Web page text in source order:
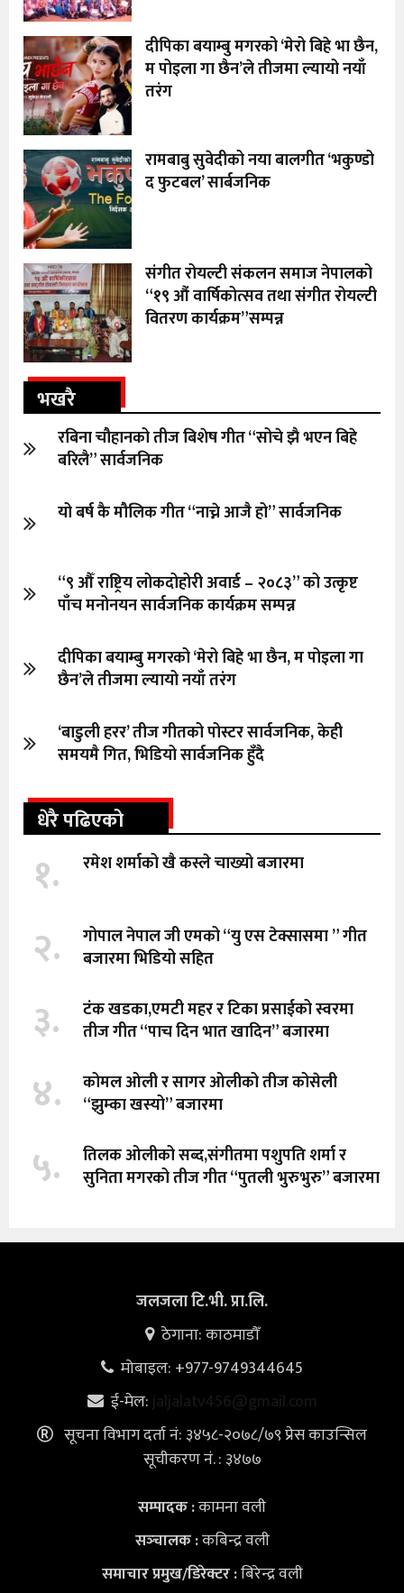
दीपिका बयाम्बु मगरको ‘मेरो बिहे भा छैन,
म पोइला गा छैन’ले तीजमा ल्यायो नयाँ
तरंग
रामबाबु सुवेदीको नया बालगीत ‘भकुण्डो
द फुटबल’ सार्बजनिक
संगीत रोयल्टी संकलन समाज नेपालको
“१९ औं वार्षिकोत्सव तथा संगीत रोयल्टी
वितरण कार्यक्रम”सम्पन्न
भखरै
रबिना चौहानको तीज बिशेष गीत “सोचे झै भएन बिहे
बरिलै” सार्वजनिक
यो बर्ष कै मौलिक गीत “नाच्ने आजै हो” सार्वजनिक
“९ औँ राष्ट्रिय लोकदोहोरी अवार्ड – २०८३” को उत्कृष्ट
पाँच मनोनयन सार्वजनिक कार्यक्रम सम्पन्न
दीपिका बयाम्बु मगरको ‘मेरो बिहे भा छैन, म पोइला गा
छैन’ले तीजमा ल्यायो नयाँ तरंग
‘बाडुली हरर’ तीज गीतको पोस्टर सार्वजनिक, केही
समयमै गित, भिडियो सार्वजनिक हुँदै
धेरै पढिएको
१. रमेश शर्माको खै कस्ले चाख्यो बजारमा
२.
गोपाल नेपाल जी एमको “यु एस टेक्सासमा ” गीत
बजारमा भिडियो सहित
३.
टंक खडका,एमटी महर र टिका प्रसाईको स्वरमा
तीज गीत “पाच दिन भात खादिन” बजारमा
४.
कोमल ओली र सागर ओलीको तीज कोसेली
“झुम्का खस्यो” बजारमा
५.
तिलक ओलीको सब्द,संगीतमा पशुपति शर्मा र
सुनिता मगरको तीज गीत “पुतली भुरुभुरु” बजारमा
जलजला टि.भी. प्रा.लि.
ठेगाना: काठमाडौँ
मोबाइल: +977-9749344645
ई-मेल: jaljalatv456@gmail.com
सूचना विभाग दर्ता नं: ३४५८-२०७८/७९ प्रेस काउन्सिल
सूचीकरण नं. : ३४७७
सम्पादक :कामना वली
सञ्‍चालक :कबिन्द्र वली
समाचार प्रमुख/डिरेक्टर :बिरेन्द्र वली